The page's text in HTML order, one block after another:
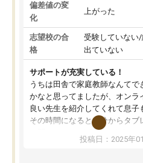
偏差値の変
化
上がった
志望校の合
格
受験していない
出ていない
サポートが充実している！
うちは田舎で家庭教師なんてで
かなと思ってましたが、オンラ
良い先生を紹介してくれて息子
その時間になると自分からタブ
を開いてzoomを繋げるようにな
た！5科目なんでもOKなのもと
投稿日：2025年